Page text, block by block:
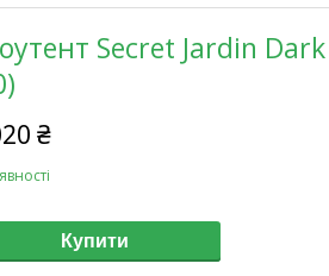
Secret Jardin
₴
Купити